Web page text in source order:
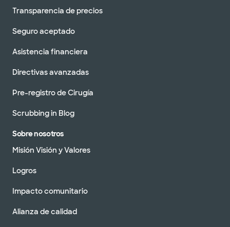
Transparencia de precios
Seguro aceptado
Asistencia financiera
Directivas avanzadas
Pre-registro de Cirugía
Scrubbing in Blog
Sobre nosotros
Misión Visión y Valores
Logros
Impacto comunitario
Alianza de calidad